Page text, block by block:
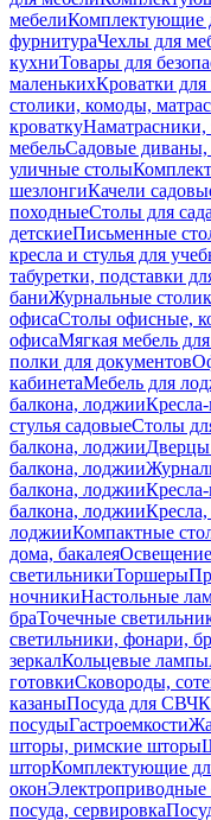
мебелиКомплектующие
фурнитураЧехлы для
кухниТовары для
маленькихКроватки
столики, комоды,
кроваткуНаматрасники,
мебельСадовые диваны,
уличные столы
шезлонгиКачели
походныеСтолы для сада
детскиеПисьменные
кресла и стулья для
табуретки, подставки
баниЖурнальные
офисаСтолы офисные,
офисаМягкая мебель
полки для документов
кабинетаМебель для
балкона, лоджии
стулья садовыеСтолы
балкона, лоджии
балкона, лоджии
балкона, лоджии
балкона, лоджии
лоджииКомпактные
дома, бакалеяОсвещение
светильникиТоршеры
ночникиНастольные
браТочечные
светильники, фонари,
зеркалКольцевые лампы
готовкиСковороды,
казаныПосуда для СВЧ
посудыГастроемкости
шторы, римские шторы
шторКомплектующие
окон
посуда, сервировка